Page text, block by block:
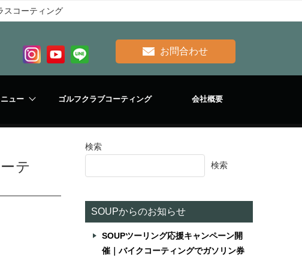
スコーティング
お問合わせ
ュー ゴルフクラブコーティング 会社概要
テ
検索
検索
SOUPからのお知らせ
SOUPツーリング応援キャンペーン開
催｜バイクコーティングでガソリン券